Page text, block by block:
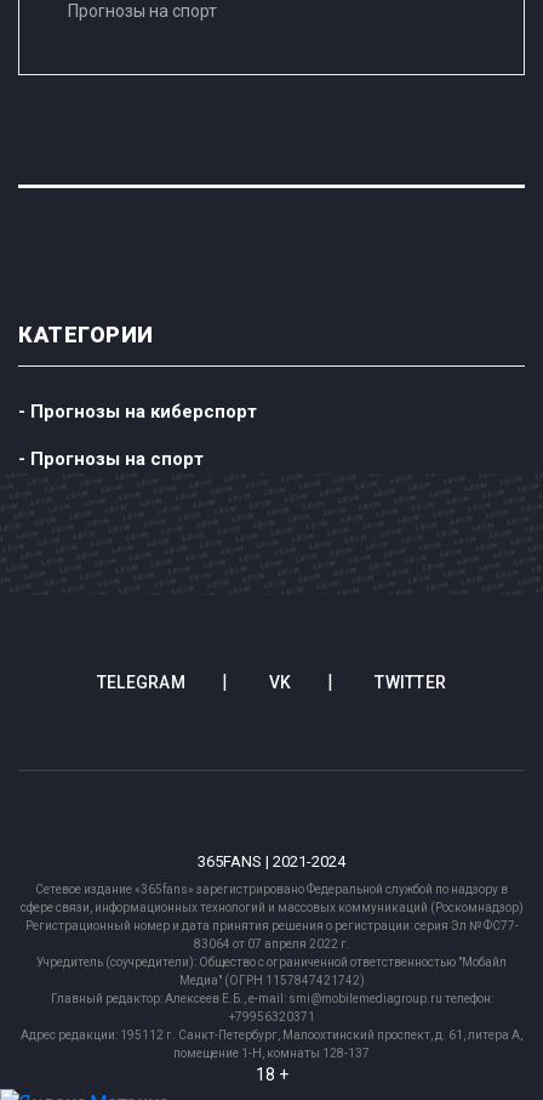
Прогнозы на спорт
КАТЕГОРИИ
- Прогнозы на киберспорт
- Прогнозы на спорт
TELEGRAM VK TWITTER
365FANS | 2021-2024
Сетевое издание «365fans» зарегистрировано Федеральной службой по надзору в
сфере связи, информационных технологий и массовых коммуникаций (Роскомнадзор)
Регистрационный номер и дата принятия решения о регистрации: серия Эл № ФС77-
83064 от 07 апреля 2022 г.
Учредитель (соучредители): Общество с ограниченной ответственностью "Мобайл
Медиа" (ОГРН 1157847421742)
Главный редактор: Алексеев Е.Б., e-mail: smi@mobilemediagroup.ru телефон:
+79956320371
Адрес редакции: 195112 г. Санкт-Петербург, Малоохтинский проспект, д. 61, литера А,
помещение 1-Н, комнаты 128-137
18 +